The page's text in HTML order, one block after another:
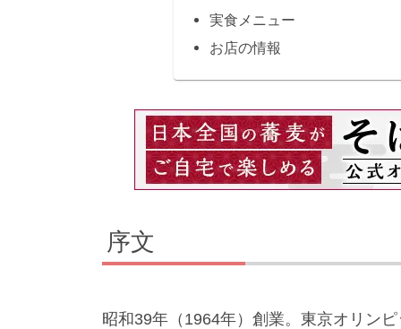
実食メニュー
お店の情報
序文
昭和39年（1964年）創業。東京オリンピ